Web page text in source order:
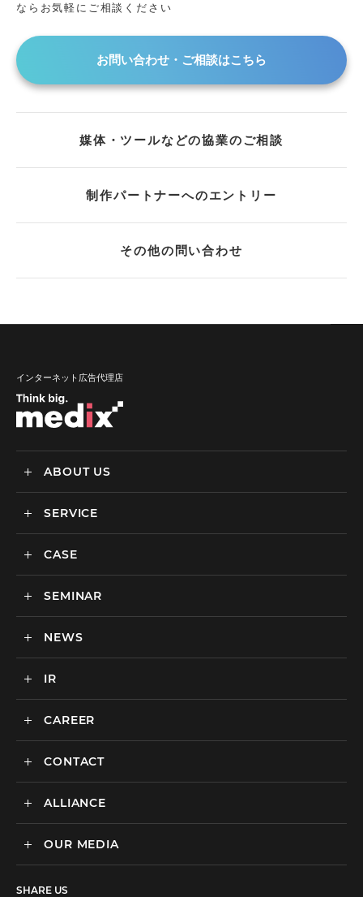
ならお気軽にご相談ください
お問い合わせ・ご相談はこちら
媒体・ツールなどの協業のご相談
制作パートナーへのエントリー
その他の問い合わせ
インターネット広告代理店
ABOUT US
メディックスについて
ごあいさつ
SERVICE
サービス
BtoCマーケティング支援
海外マーケティング支援
オリジナルサービス
広告・プロモーション
フィード広告
CASE
実績・事例
SEMINAR
セミナー一覧
NEWS
ニュース一覧
IR
IR情報
CAREER
新卒採用
CONTACT
広告のお問い合わせ
その他のお問い合わせ
ALLIANCE
MEDIX Marketing Taiwan CO., LTD
OUR MEDIA
facebook
SHARE US